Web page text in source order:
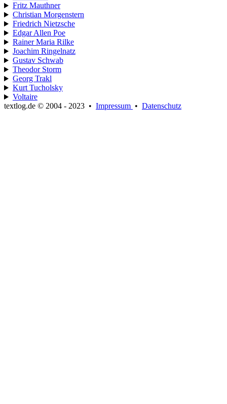
Fritz Mauthner
Christian Morgenstern
Friedrich Nietzsche
Edgar Allen Poe
Rainer Maria Rilke
Joachim Ringelnatz
Gustav Schwab
Theodor Storm
Georg Trakl
Kurt Tucholsky
Voltaire
textlog.de © 2004 - 2023 • Impressum • Datenschutz